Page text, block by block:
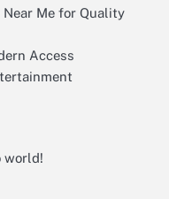
Me for Quality
Access
world!